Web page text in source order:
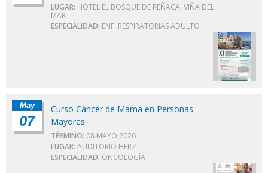
LUGAR: HOTEL EL BOSQUE DE REÑACA, VIÑA DEL
MAR
ESPECIALIDAD: ENF. RESPIRATORIAS ADULTO
May
07
Curso Cáncer de Mama en Personas
Mayores
TÉRMINO: 08 MAYO 2026
LUGAR: AUDITORIO HFRZ
ESPECIALIDAD: ONCOLOGÍA